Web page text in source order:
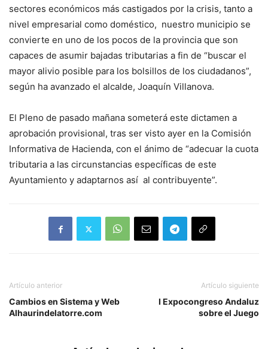
sectores económicos más castigados por la crisis, tanto a
nivel empresarial como doméstico, nuestro municipio se
convierte en uno de los pocos de la provincia que son
capaces de asumir bajadas tributarias a fin de “buscar el
mayor alivio posible para los bolsillos de los ciudadanos”,
según ha avanzado el alcalde, Joaquín Villanova.
El Pleno de pasado mañana someterá este dictamen a
aprobación provisional, tras ser visto ayer en la Comisión
Informativa de Hacienda, con el ánimo de “adecuar la cuota
tributaria a las circunstancias específicas de este
Ayuntamiento y adaptarnos así al contribuyente”.
Artículo anterior
Cambios en Sistema y Web
Alhaurindelatorre.com
Artículo siguiente
I Expocongreso Andaluz
sobre el Juego